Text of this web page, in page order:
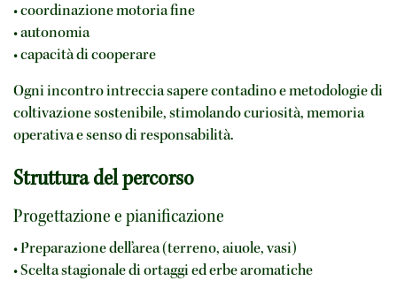
• coordinazione motoria fine
• autonomia
• capacità di cooperare
Ogni incontro intreccia sapere contadino e metodologie di
coltivazione sostenibile, stimolando curiosità, memoria
operativa e senso di responsabilità.
Struttura del percorso
Progettazione e pianificazione
• Preparazione dell’area (terreno, aiuole, vasi)
• Scelta stagionale di ortaggi ed erbe aromatiche